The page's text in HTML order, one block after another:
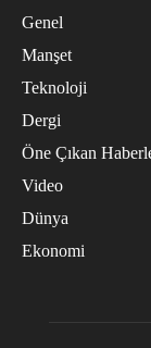
Genel
Manşet
Teknoloji
Dergi
Öne Çıkan
Video
Dünya
Ekonomi